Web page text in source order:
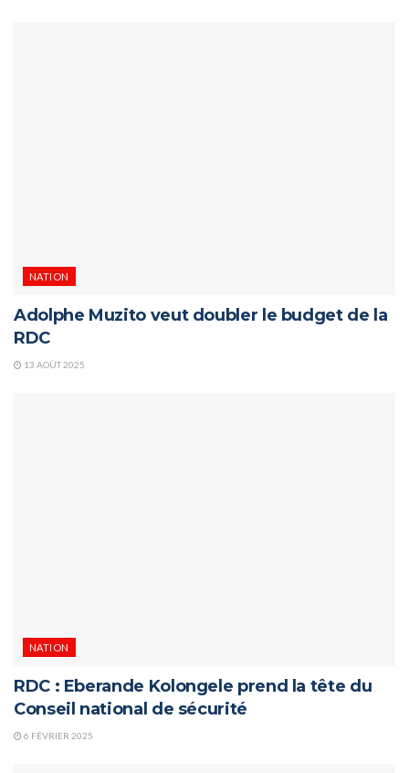
NATION
Adolphe Muzito veut doubler le budget de la
RDC
13 AOÛT 2025
NATION
RDC : Eberande Kolongele prend la tête du
Conseil national de sécurité
6 FÉVRIER 2025